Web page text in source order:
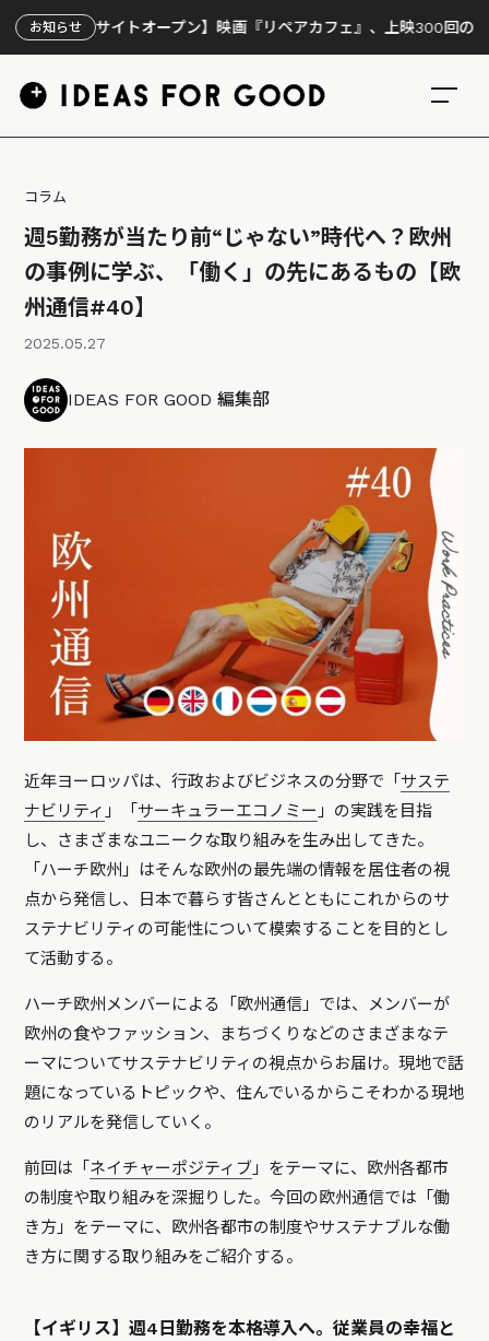
お知らせ
サイトオープン】映画『リペアカフェ』、上映300回の先で見えて
コラム
週5勤務が当たり前“じゃない”時代へ？欧州
の事例に学ぶ、「働く」の先にあるもの【欧
州通信#40】
2025.05.27
IDEAS FOR GOOD 編集部
近年ヨーロッパは、行政およびビジネスの分野で「 サステ
ナビリティ 」「 サーキュラーエコノミー 」の実践を目指
し、さまざまなユニークな取り組みを生み出してきた。
「ハーチ欧州」はそんな欧州の最先端の情報を居住者の視
点から発信し、日本で暮らす皆さんとともにこれからのサ
ステナビリティの可能性について模索することを目的とし
て活動する。
ハーチ欧州メンバーによる「欧州通信」では、メンバーが
欧州の食やファッション、まちづくりなどのさまざまなテ
ーマについてサステナビリティの視点からお届け。現地で話
題になっているトピックや、住んでいるからこそわかる現地
のリアルを発信していく。
前回は「 ネイチャーポジティブ 」をテーマに、欧州各都市
の制度や取り組みを深掘りした。今回の欧州通信では「働
き方」をテーマに、欧州各都市の制度やサステナブルな働
き方に関する取り組みをご紹介する。
【イギリス】週4日勤務を本格導入へ。従業員の幸福と